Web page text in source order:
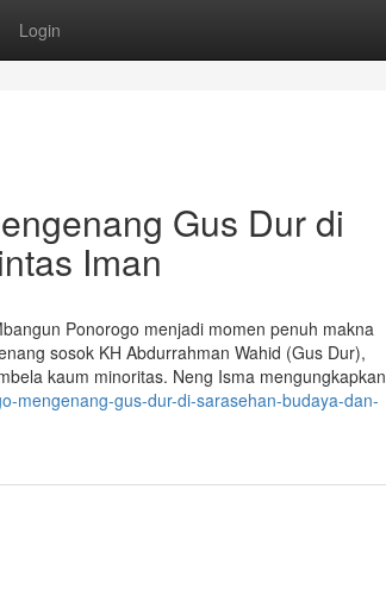
Login
Gus Dur di
Iman
Ponorogo menjadi momen penuh makna
sosok KH Abdurrahman Wahid (Gus Dur),
kaum minoritas. Neng Isma mengungkapkan
mengenang-gus-dur-di-sarasehan-budaya-dan-